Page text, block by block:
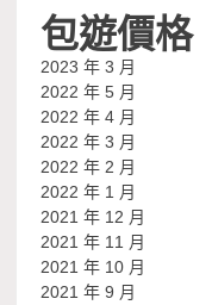
包遊價格
2023 年 3 月
2022 年 5 月
2022 年 4 月
2022 年 3 月
2022 年 2 月
2022 年 1 月
2021 年 12 月
2021 年 11 月
2021 年 10 月
2021 年 9 月